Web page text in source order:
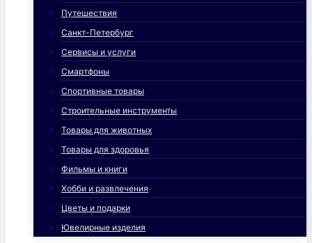
Путешествия
Санкт-Петербург
Сервисы и услуги
Смартфоны
Спортивные товары
Строительные инструменты
Товары для животных
Товары для здоровья
Фильмы и книги
Хобби и развлечения
Цветы и подарки
Ювелирные изделия